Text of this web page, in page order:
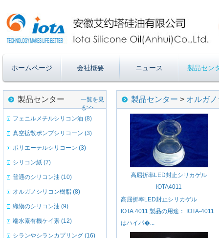
ホームページ 会社概要 ニュース 製品セン
製品センター
一覧を見
る>>
フェニルメチルシリコン油 (8)
真空拡散ポンプシリコーン (3)
ポリエーテルシリコーン (3)
シリコン紙 (7)
普通のシリコン油 (10)
オルガノシリコン樹脂 (8)
織物のシリコン油 (9)
端水素有機ケイ素 (12)
シランやシランカプリング (16)
製品センター > オルガ
高屈折率LED封止シリカゲル
IOTA4011
高屈折率LED封止シリカゲル
IOTA 4011 製品の用途： IOTA-4011
はハイパ�...